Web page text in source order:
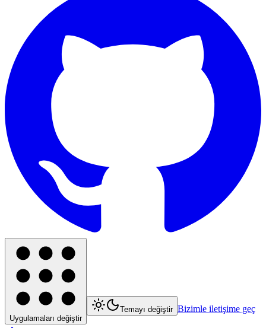
Uygulamaları değiştir
Temayı değiştir Bizimle iletişime geç